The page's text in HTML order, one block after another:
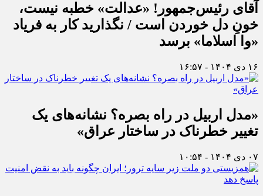
آقای رئیس‌جمهور! «عدالت» خطبه نیست،
خونِ دل خوردن است / نگذارید کار به فریاد
«وا اسلاما» برسد
۱۶ دی ۱۴۰۴ - ۱۶:۵۷
«مدل اربیل در راه بصره؟ نشانه‌های یک
تغییر خطرناک در ساختار عراق»
۰۷ دی ۱۴۰۴ - ۱۰:۵۴